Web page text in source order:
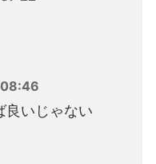
良いじゃない